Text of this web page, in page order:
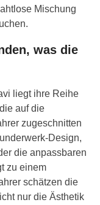
Mischung
was die
liegt ihre Reihe
auf die
zugeschnitten
Design,
die anpassbaren
zu einem
schätzen die
nur die Ästhetik